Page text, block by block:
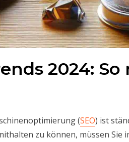
2024:
(SEO) ist
zu können, müssen Sie